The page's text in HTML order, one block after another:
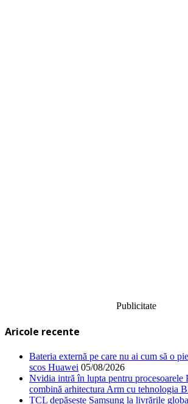
Publicitate
Aricole recente
Bateria externă pe care nu ai cum să o
scos Huawei 05/08/2026
Nvidia intră în lupta pentru procesoarele
combină arhitectura Arm cu tehnologia
TCL depășește Samsung la livrările